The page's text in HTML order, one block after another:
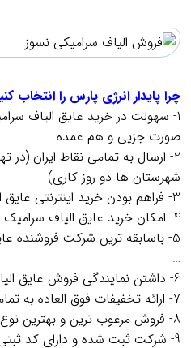
چرا پایدار انرژی پارس را انتخاب
1- سهولت در خرید عایق الیاف
صورت جزیی و هم عمده
شهرستان ها دو روز کاری)
3- فراهم بودن خرید اینترنتی عایق الیاف سرامیک
4- امکان خرید عایق الیاف سرامیک به صورت تلفنی
5- باسابقه ترین شرکت فروشنده
…
6- داشتن نمایندگی فروش عایق الیاف سرامیک
7- ارائه تخفیفات فوق العاده به تمامی مشتریان
8- فروش مرغوب ترین و بهترین نوع عایق پشم سرامیک
9- شرکت ثبت شده و دارای کد ثبتی